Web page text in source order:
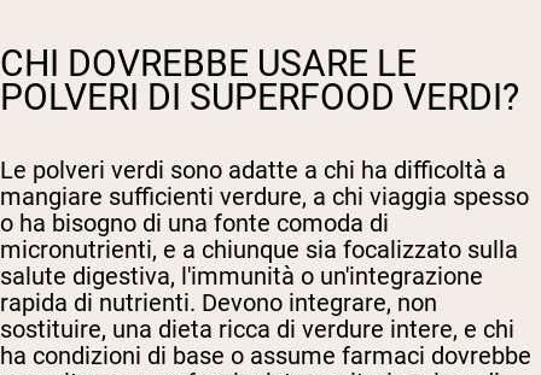
CHI DOVREBBE USARE LE
POLVERI DI SUPERFOOD VERDI?
Le polveri verdi sono adatte a chi ha difficoltà a
mangiare sufficienti verdure, a chi viaggia spesso
o ha bisogno di una fonte comoda di
micronutrienti, e a chiunque sia focalizzato sulla
salute digestiva, l'immunità o un'integrazione
rapida di nutrienti. Devono integrare, non
sostituire, una dieta ricca di verdure intere, e chi
ha condizioni di base o assume farmaci dovrebbe